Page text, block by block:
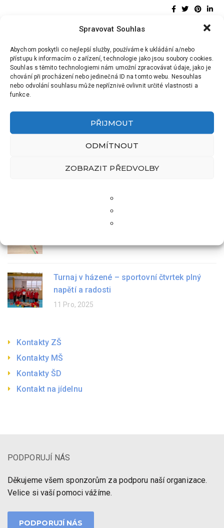
Spravovat Souhlas
Abychom poskytli co nejlepší služby, používáme k ukládání a/nebo
přístupu k informacím o zařízení, technologie jako jsou soubory cookies.
Souhlas s těmito technologiemi nám umožní zpracovávat údaje, jako je
chování při procházení nebo jedinečná ID na tomto webu. Nesouhlas
nebo odvolání souhlasu může nepříznivě ovlivnit určité vlastnosti a
funkce.
PŘIJMOUT
ODMÍTNOUT
ZOBRAZIT PŘEDVOLBY
Školní aktuality
Sportovní turnaj v ZŠ Hrádek
Zápis do prvních tříd
Krajské kolo ve florbale
Turnaj v házené – sportovní čtvrtek plný
napětí a radosti
11 Pro, 2025
Kontakty ZŠ
Kontakty MŠ
Kontakty ŠD
Kontakt na jídelnu
PODPORUJÍ NÁS
Děkujeme všem sponzorům za podporu naší organizace.
Velice si vaší pomoci vážíme.
PODPORUJÍ NÁS